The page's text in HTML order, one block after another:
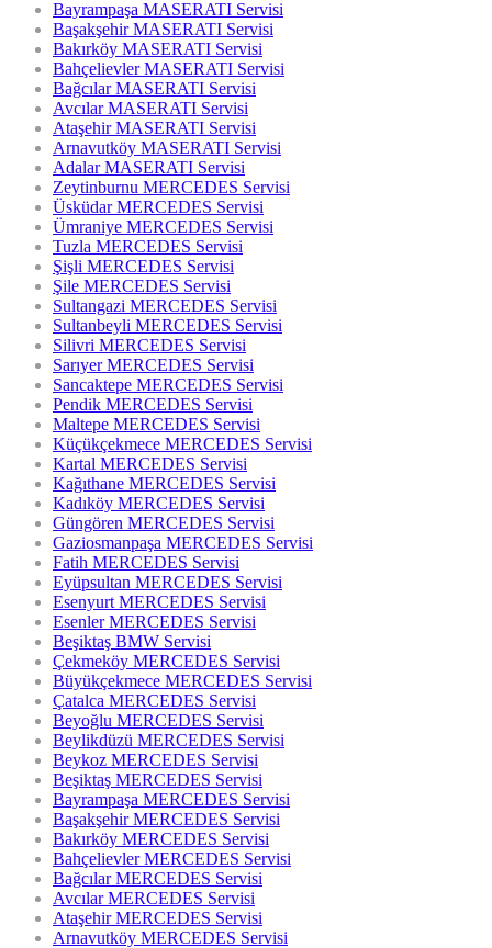
Bayrampaşa MASERATI Servisi
Başakşehir MASERATI Servisi
Bakırköy MASERATI Servisi
Bahçelievler MASERATI Servisi
Bağcılar MASERATI Servisi
Avcılar MASERATI Servisi
Ataşehir MASERATI Servisi
Arnavutköy MASERATI Servisi
Adalar MASERATI Servisi
Zeytinburnu MERCEDES Servisi
Üsküdar MERCEDES Servisi
Ümraniye MERCEDES Servisi
Tuzla MERCEDES Servisi
Şişli MERCEDES Servisi
Şile MERCEDES Servisi
Sultangazi MERCEDES Servisi
Sultanbeyli MERCEDES Servisi
Silivri MERCEDES Servisi
Sarıyer MERCEDES Servisi
Sancaktepe MERCEDES Servisi
Pendik MERCEDES Servisi
Maltepe MERCEDES Servisi
Küçükçekmece MERCEDES Servisi
Kartal MERCEDES Servisi
Kağıthane MERCEDES Servisi
Kadıköy MERCEDES Servisi
Güngören MERCEDES Servisi
Gaziosmanpaşa MERCEDES Servisi
Fatih MERCEDES Servisi
Eyüpsultan MERCEDES Servisi
Esenyurt MERCEDES Servisi
Esenler MERCEDES Servisi
Beşiktaş BMW Servisi
Çekmeköy MERCEDES Servisi
Büyükçekmece MERCEDES Servisi
Çatalca MERCEDES Servisi
Beyoğlu MERCEDES Servisi
Beylikdüzü MERCEDES Servisi
Beykoz MERCEDES Servisi
Beşiktaş MERCEDES Servisi
Bayrampaşa MERCEDES Servisi
Başakşehir MERCEDES Servisi
Bakırköy MERCEDES Servisi
Bahçelievler MERCEDES Servisi
Bağcılar MERCEDES Servisi
Avcılar MERCEDES Servisi
Ataşehir MERCEDES Servisi
Arnavutköy MERCEDES Servisi